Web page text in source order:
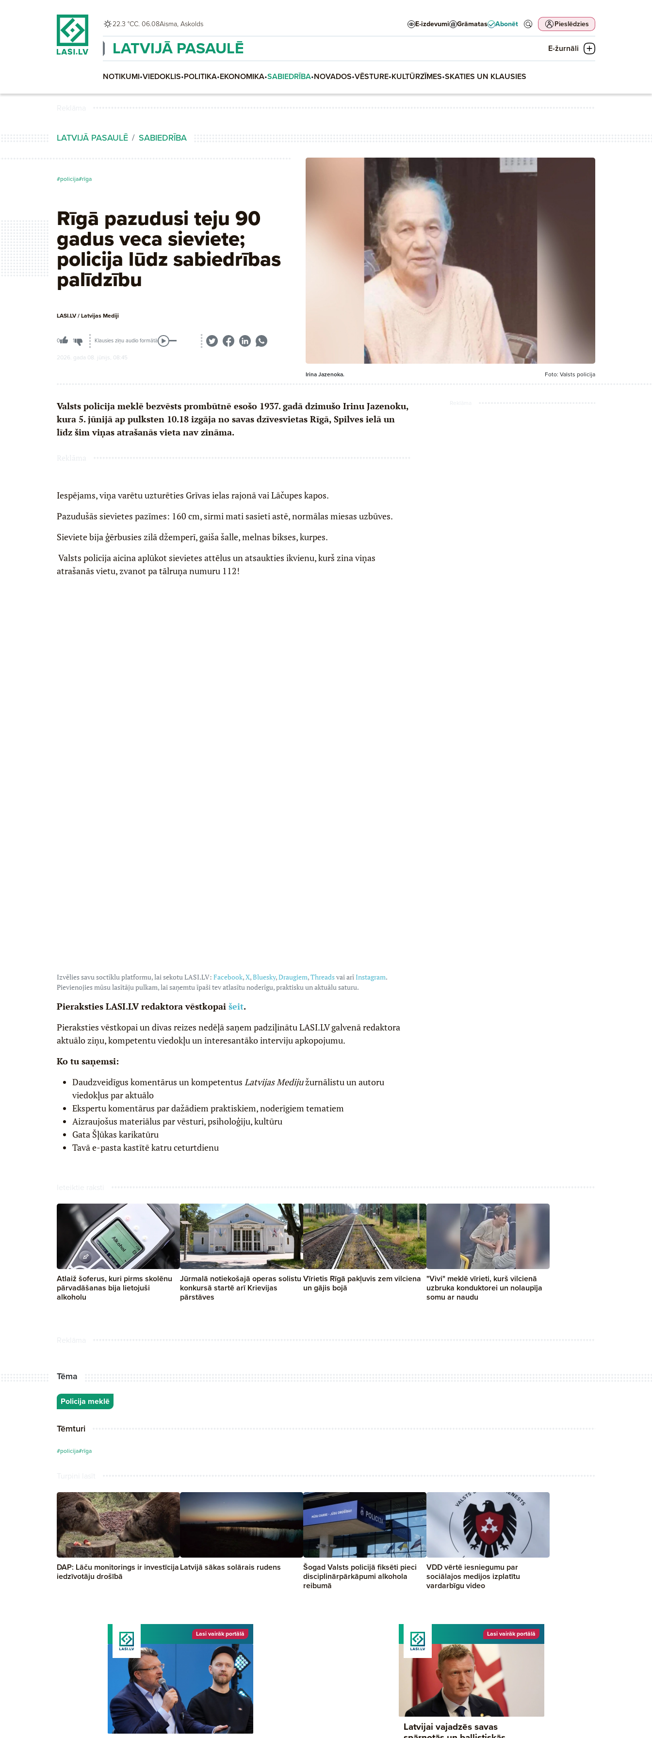
22.3 °CC. 06.08 Aisma, Askolds E-izdevumi Grāmatas Abonēt Pieslēdzies
LATVIJĀ PASAULĒ E-žurnāli
NOTIKUMI•VIEDOKLIS•POLITIKA•EKONOMIKA•SABIEDRĪBA•NOVADOS•VĒSTURE•KULTŪRZĪMES•SKATIES UN KLAUSIES
LATVIJĀ PASAULĒ SABIEDRĪBA
#policija#rīga
Rīgā pazudusi teju 90
gadus veca sieviete;
policija lūdz sabiedrības
palīdzību
LASI.LV / Latvijas Mediji
0 1 Klausies ziņu audio formātā
2026. gada 08. jūnijs, 08:45
Irina Jazenoka.
Foto: Valsts policija
Valsts policija meklē bezvēsts prombūtnē esošo 1937. gadā dzimušo Irinu Jazenoku,
kura 5. jūnijā ap pulksten 10.18 izgāja no savas dzīvesvietas Rīgā, Spilves ielā un
līdz šim viņas atrašanās vieta nav zināma.
Iespējams, viņa varētu uzturēties Grīvas ielas rajonā vai Lāčupes kapos.
Pazudušās sievietes pazīmes: 160 cm, sirmi mati sasieti astē, normālas miesas uzbūves.
Sieviete bija ģērbusies zilā džemperī, gaiša šalle, melnas bikses, kurpes.
Valsts policija aicina aplūkot sievietes attēlus un atsaukties ikvienu, kurš zina viņas
atrašanās vietu, zvanot pa tālruņa numuru 112!
Izvēlies savu soctīklu platformu, lai sekotu LASI.LV: Facebook,X,Bluesky,Draugiem,Threadsvai arīInstagram.
Pievienojies mūsu lasītāju pulkam, lai saņemtu īpaši tev atlasītu noderīgu, praktisku un aktuālu saturu.
Pieraksties LASI.LV redaktora vēstkopai šeit.
Pieraksties vēstkopai un divas reizes nedēļā saņem padziļinātu LASI.LV galvenā redaktora
aktuālo ziņu, kompetentu viedokļu un interesantāko interviju apkopojumu.
Ko tu saņemsi:
Daudzveidīgus komentārus un kompetentus Latvijas Medijužurnālistu un autoru
viedokļus par aktuālo
Ekspertu komentārus par dažādiem praktiskiem, noderīgiem tematiem
Aizraujošus materiālus par vēsturi, psiholoģiju, kultūru
Gata Šļūkas karikatūru
Tavā e-pasta kastītē katru ceturtdienu
Atlaiž šoferus, kuri pirms skolēnu
pārvadāšanas bija lietojuši
alkoholu
Jūrmalā notiekošajā operas solistu
konkursā startē arī Krievijas
pārstāves
Vīrietis Rīgā pakļuvis zem vilciena
un gājis bojā
"Vivi" meklē vīrieti, kurš vilcienā
uzbruka konduktorei un nolaupīja
somu ar naudu
Tēma
Policija meklē
Tēmturi
#policija#rīga
DAP: Lāču monitorings ir investīcija
iedzīvotāju drošībā
Latvijā sākas solārais rudens
Šogad Valsts policijā fiksēti pieci
disciplinārpārkāpumi alkohola
reibumā
VDD vērtē iesniegumu par
sociālajos medijos izplatītu
vardarbīgu video